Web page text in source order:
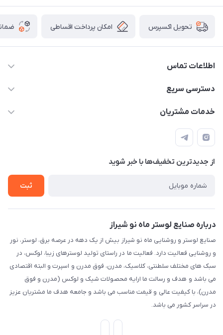
تحویل اکسپرس امکان پرداخت اقساطی
اطلاعات تماس
09171115348
طبقه همکف واحد 131
دسترسی سریع
مجله فروشگاه
درباره ما
تماس با ما
خدمات مشتریان
قوانین و مقررات
حریم خصوصی
راهنما
از جدید‌ترین تخفیف‌ها با‌ خبر شوید
ثبت
درباره صنایع لوستر ماه نو شیراز
صنایع لوستر و روشنایی ماه نو شیراز بیش از یک دهه در عرصه برق، لوستر، نور
و روشنایی فعالیت دارد. فعالیت ما در راستای تولید لوسترهای زیبا، لوکس، در
سبک های مختلف سلطنتی، کلاسیک، مدرن، فوق مدرن و اسپرت و البته اقتصادی
می باشد و هدف و رسالت ما ارایه محصولات شیک و لوکس (مدرن و فوق
مدرن)، با کیفیت عالی و قیمت مناسب می باشد و جامعه هدف ما مشتریان عزیز
در سراسر کشور می باشد.